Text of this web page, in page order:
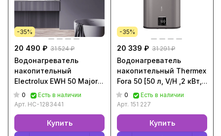
-35%
20 490 ₽ 31 524 ₽
Водонагреватель
накопительный
Electrolux EWH 50 Major
LZR 3 [50 л, V/H ,2 кВт,
Белый, НС-1283441]
0
Есть в наличии
Арт. НС-1283441
Купить
-35%
20 339 ₽ 31 291 ₽
Водонагреватель
накопительный Thermex
Fora 50 [50 л, V/H ,2 кВт,
Серый, 151 227]
0
Есть в наличии
Арт. 151 227
Купить